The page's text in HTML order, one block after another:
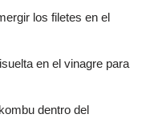
los filetes en el
en el vinagre para
dentro del